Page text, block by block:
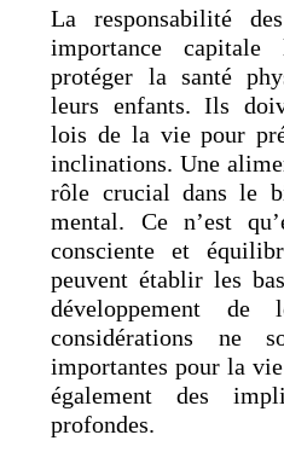
La responsabilité
importance
protéger la santé
leurs enfants. Ils
lois de la vie pour
inclinations. Une
rôle crucial dans le
mental. Ce n’est
consciente et
peuvent établir les
développement de
considérations ne
importantes pour la
également des
profondes.